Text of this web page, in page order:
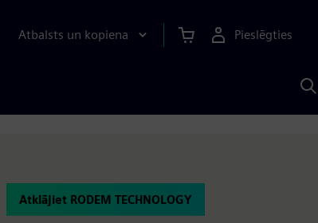
Atbalsts un kopiena Pieslēgties
Atklājiet RODEM TECHNOLOGY